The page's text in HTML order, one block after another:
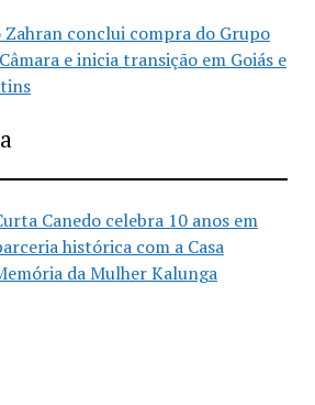
Zahran conclui compra do Grupo
e inicia transição em Goiás e
Canedo celebra 10 anos em
histórica com a Casa
da Mulher Kalunga